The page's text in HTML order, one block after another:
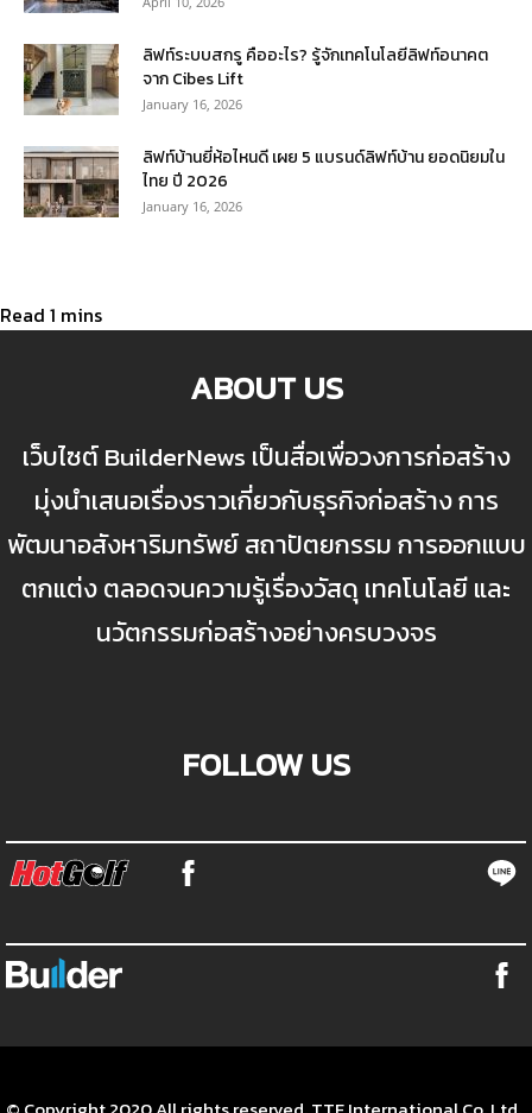
ลิฟท์ระบบสกรู คืออะไร? รู้จักเทคโนโลยีลิฟท์อนาคต
จาก Cibes Lift
January 16, 2026
ลิฟท์บ้านยี่ห้อไหนดี เผย 5 แบรนด์ลิฟท์บ้าน ยอดนิยมใน
ไทย ปี 2026
January 16, 2026
ABOUT US
เว็บไซต์ BuilderNews เป็นสื่อเพื่อวงการก่อสร้าง
มุ่งนำเสนอเรื่องราวเกี่ยวกับธุรกิจก่อสร้าง การ
พัฒนาอสังหาริมทรัพย์ สถาปัตยกรรม การออกแบบ
ตกแต่ง ตลอดจนความรู้เรื่องวัสดุ เทคโนโลยี และ
นวัตกรรมก่อสร้างอย่างครบวงจร
FOLLOW US